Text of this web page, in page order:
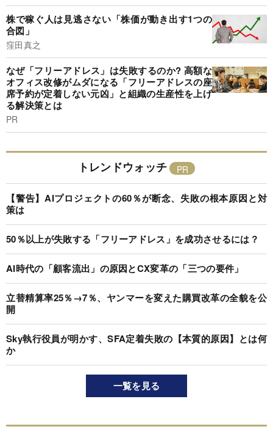
株で稼ぐ人は見逃さない「株価が動き出す1つの
合図」
窪田真之
なぜ「フリーアドレス」は失敗するのか? 高額な
オフィス改修がムダになる「フリーアドレスの座
席予約が定着しない元凶」と組織の生産性を上げ
る解決策とは
PR
トレンドウォッチ
【警告】AIプロジェクトの60％が断念、失敗の根本原因と対
策は
50％以上が失敗する「フリーアドレス」を成功させるには？
AI時代の「顧客流出」の原因とCX変革の「三つの要件」
立替精算率25％→7％、ヤンマーを変えた購買改革の全貌を公
開
Sky執行役員が明かす、SFA定着失敗の【本質的原因】とは何
か
一覧を見る